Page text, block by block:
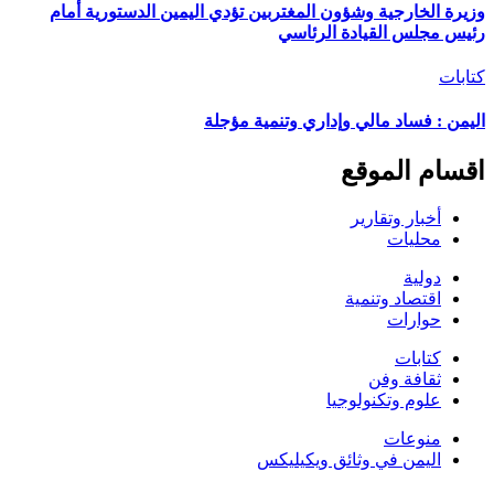
وزيرة الخارجية وشؤون المغتربين تؤدي اليمين الدستورية أمام
رئيس مجلس القيادة الرئاسي
كتابات
اليمن : فساد مالي وإداري وتنمية مؤجلة
اقسام الموقع
أخبار وتقارير
محليات
دولية
اقتصاد وتنمية
حوارات
كتابات
ثقافة وفن
علوم وتكنولوجيا
منوعات
اليمن في وثائق ويكيليكس